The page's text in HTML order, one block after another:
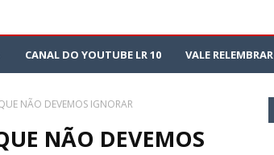
CANAL DO YOUTUBE LR 10 VALE RELEMBRAR
NÃO DEVEMOS IGNORAR
NÃO DEVEMOS